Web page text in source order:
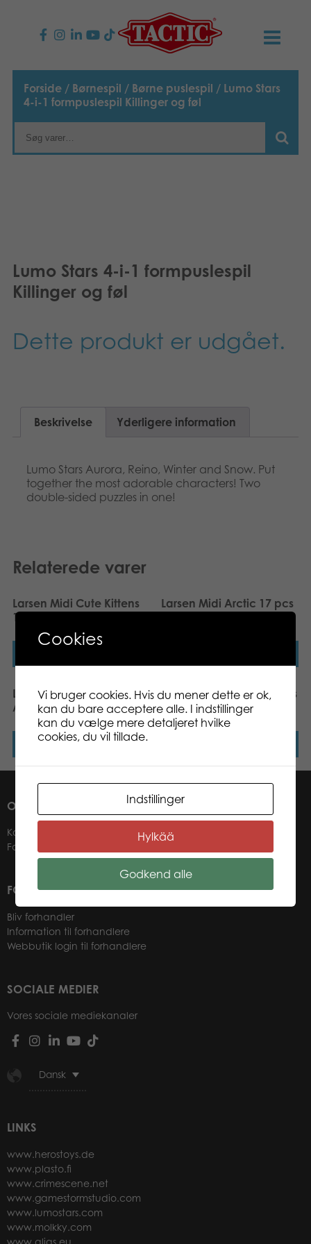
PRODUKTER
Børnespil
Legetøj
TACTIC
MediaEnglish
Nederlands
Norsk
Svenska
Forside / Børnespil / Børne puslespil / Lumo Stars
4-i-1 formpuslespil Killinger og føl
Lumo Stars 4-i-1 formpuslespil
Killinger og føl
Dette produkt er udgået.
Beskrivelse Yderligere information
Lumo Stars Aurora, Reino, Winter and Snow. Put
together the most adorable characters! Two
double-sided puzzles in one!
Relaterede varer
Larsen Midi Cute Kittens
10 pcs Puzzle
Larsen Midi Arctic 17 pcs
Larsen Mini Exotic
Animals 11 pcs Puzzle
Læs mere
Larsen Mini Farm Animals
7 pcs Puzzle
OM OS
Kontakter
Forhandlere
FOR VORES FORHANDLERE
Bliv forhandler
Information til forhandlere
Webbutik login til forhandlere
SOCIALE MEDIER
Vores sociale mediekanaler
Dansk
LINKS
www.herostoys.de
www.plasto.fi
www.crimescene.net
www.gamestormstudio.com
www.lumostars.com
www.molkky.com
www.alias.eu
Cookies
Vi bruger cookies. Hvis du mener dette er ok,
kan du bare acceptere alle. I indstillinger
kan du vælge mere detaljeret hvilke
cookies, du vil tillade.
Indstillinger
Hylkää
Godkend alle